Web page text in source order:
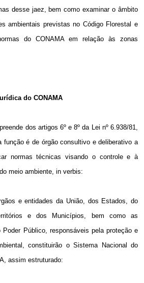
desse jaez, bem como examinar o âmbito
ambientais previstas no Código Florestal e
do CONAMA em relação às zonas
do CONAMA
dos artigos 6º e 8º da Lei nº 6.938/81,
função é de órgão consultivo e deliberativo a
normas técnicas visando o controle e à
meio ambiente, in verbis:
e entidades da União, dos Estados, do
e dos Municípios, bem como as
Público, responsáveis pela proteção e
constituirão o Sistema Nacional do
assim estruturado: